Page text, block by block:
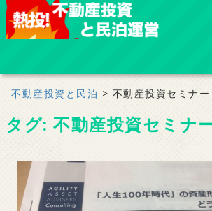
S
m
不動産投資と民泊 > 不動産投資セミナー
タグ: 不動産投資セミナ